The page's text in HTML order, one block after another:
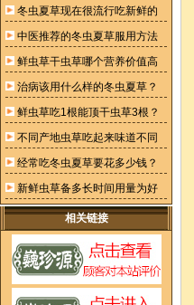
冬虫夏草现在很流行吃新鲜的
中医推荐的冬虫夏草服用方法
鲜虫草干虫草哪个营养价值高
治病该用什么样的冬虫夏草？
鲜虫草吃1根能顶干虫草3根？
不同产地虫草吃起来味道不同
经常吃冬虫夏草要花多少钱？
新鲜虫草备多长时间用量为好
相关链接